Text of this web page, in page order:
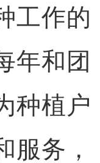
作的
年和团
种植户
服务，